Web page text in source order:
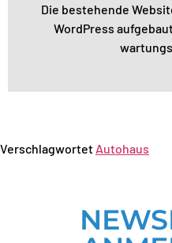
Die bestehende
WordPress
Verschlagwortet Autohaus